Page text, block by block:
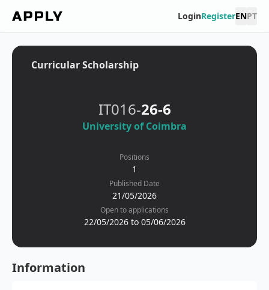
LoginRegisterENPT
Curricular Scholarship
IT016-26-6
University of Coimbra
Positions
1
Published Date
21/05/2026
Open to applications
22/05/2026 to 05/06/2026
Information